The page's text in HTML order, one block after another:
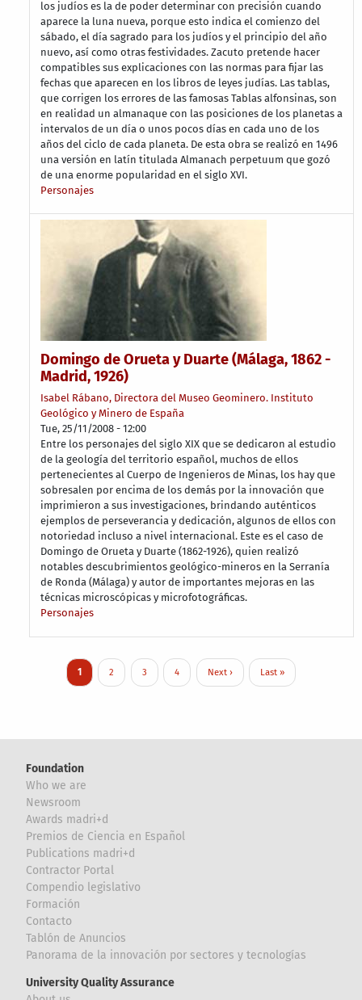
los judíos es la de poder determinar con precisión cuando
aparece la luna nueva, porque esto indica el comienzo del
sábado, el día sagrado para los judíos y el principio del año
nuevo, así como otras festividades. Zacuto pretende hacer
compatibles sus explicaciones con las normas para fijar las
fechas que aparecen en los libros de leyes judías. Las tablas,
que corrigen los errores de las famosas Tablas alfonsinas, son
en realidad un almanaque con las posiciones de los planetas a
intervalos de un día o unos pocos días en cada uno de los
años del ciclo de cada planeta. De esta obra se realizó en 1496
una versión en latín titulada Almanach perpetuum que gozó
de una enorme popularidad en el siglo XVI.
Personajes
Domingo de Orueta y Duarte (Málaga, 1862 -
Madrid, 1926)
Isabel Rábano, Directora del Museo Geominero. Instituto
Geológico y Minero de España
Tue, 25/11/2008 - 12:00
Entre los personajes del siglo XIX que se dedicaron al estudio
de la geología del territorio español, muchos de ellos
pertenecientes al Cuerpo de Ingenieros de Minas, los hay que
sobresalen por encima de los demás por la innovación que
imprimieron a sus investigaciones, brindando auténticos
ejemplos de perseverancia y dedicación, algunos de ellos con
notoriedad incluso a nivel internacional. Este es el caso de
Domingo de Orueta y Duarte (1862-1926), quien realizó
notables descubrimientos geológico-mineros en la Serranía
de Ronda (Málaga) y autor de importantes mejoras en las
técnicas microscópicas y microfotográficas.
Personajes
PaginationCurrent page
1 Page
2 Page
3 Page
4 Next page
Next › Last page
Last »
Foundation
Who we are
Newsroom
Awards madri+d
Premios de Ciencia en Español
Publications madri+d
Contractor Portal
Compendio legislativo
Formación
Contacto
Tablón de Anuncios
Panorama de la innovación por sectores y tecnologías
University Quality Assurance